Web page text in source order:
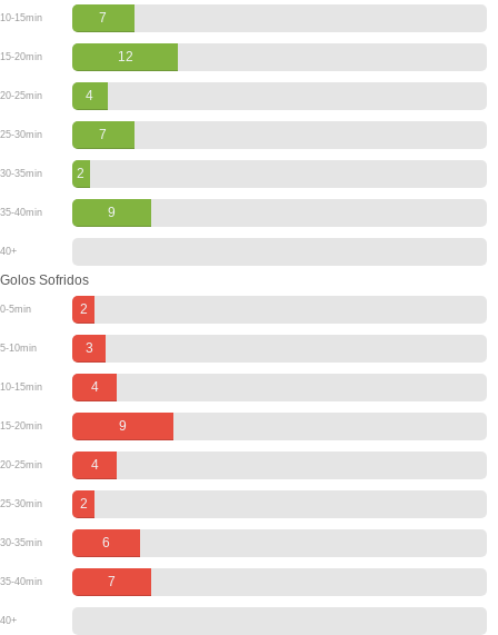
10-15min 7
15-20min 12
20-25min 4
25-30min 7
30-35min 2
35-40min 9
40+
Golos Sofridos
0-5min 2
5-10min 3
10-15min 4
15-20min 9
20-25min 4
25-30min 2
30-35min 6
35-40min 7
40+